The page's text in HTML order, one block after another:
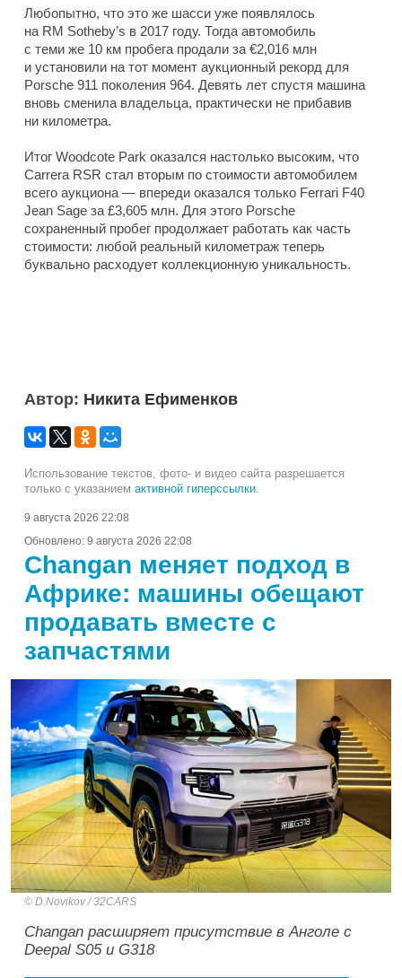
Любопытно, что это же шасси уже появлялось
на RM Sotheby’s в 2017 году. Тогда автомобиль
с теми же 10 км пробега продали за €2,016 млн
и установили на тот момент аукционный рекорд для
Porsche 911 поколения 964. Девять лет спустя машина
вновь сменила владельца, практически не прибавив
ни километра.
Итог Woodcote Park оказался настолько высоким, что
Carrera RSR стал вторым по стоимости автомобилем
всего аукциона — впереди оказался только Ferrari F40
Jean Sage за £3,605 млн. Для этого Porsche
сохраненный пробег продолжает работать как часть
стоимости: любой реальный километраж теперь
буквально расходует коллекционную уникальность.
Автор: Никита Ефименков
Использование текстов, фото- и видео сайта разрешается
только с указанием активной гиперссылки
9 августа 2026 22:08
Обновлено: 9 августа 2026 22:08
Changan меняет подход в
Африке: машины обещают
продавать вместе с
запчастями
D.Novikov / 32CARS
Changan расширяет присутствие в Анголе с
Deepal S05 и G318